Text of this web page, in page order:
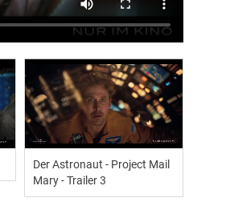
Der Astronaut - Project Mail
Mary - Trailer 3